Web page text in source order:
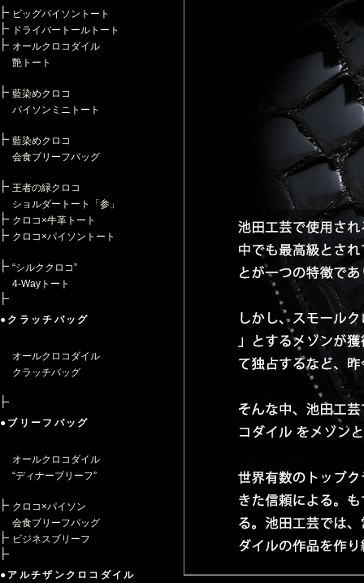
ビッグパイソントート
ドライバートールトート
オールクロコダイル
艶トート
藍染めクロコ
パイソンミニトート
藍染めクロコ
会食ブリーフバッグ
王者の緑クロコ
ショルダートート「参」
クロコ×牛革トート
クロコ×パイソントート
“シルククロコ”
4-Wayトート
●クラッチバッグ
オールクロコダイル
クラッチバッグ
●ブリーフバッグ
オールクロコダイル
“ディナーブリーフ”
クロコ×パイソン
会食ブリーフバッグ
ビジネスブリーフ
●アルチザンクロコダイル